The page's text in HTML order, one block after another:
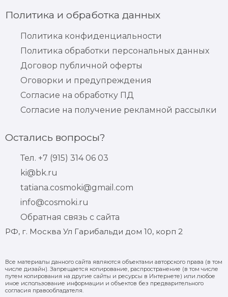
Политика и обработка данных
Политика конфиденциальности
Политика обработки персональных данных
Договор публичной оферты
Оговорки и предупреждения
Согласие на обработку ПД
Согласие на получение рекламной рассылки
Остались вопросы?
Тел. +7 (915) 314 06 03
ki@bk.ru
tatiana.cosmoki@gmail.com
info@cosmoki.ru
Обратная связь с сайта
РФ, г. Москва Ул Гарибальди дом 10, корп 2
Все материалы данного сайта являются объектами авторского права (в том
числе дизайн). Запрещается копирование, распространение (в том числе
путем копирования на другие сайты и ресурсы в Интернете) или любое
иное использование информации и объектов без предварительного
согласия правообладателя.